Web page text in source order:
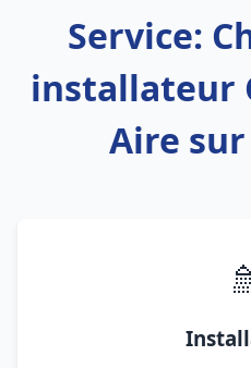
Service:
installateur
Aire